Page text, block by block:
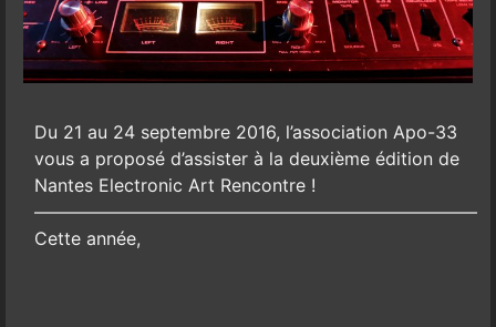
Du 21 au 24 septembre 2016, l’association Apo-33
vous a proposé d’assister à la deuxième édition de
Nantes Electronic Art Rencontre !
—————————————————————————
Cette année,